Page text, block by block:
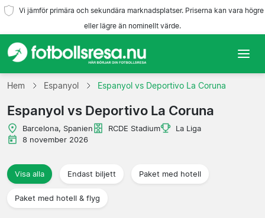
Vi jämför primära och sekundära marknadsplatser. Priserna kan vara högre
eller lägre än nominellt värde.
Hem
Lag
Ligor
Resebyråer
Hem Espanyol Espanyol vs Deportivo La Coruna
Espanyol vs Deportivo La Coruna
Barcelona, Spanien RCDE Stadium
La Liga
8 november 2026
Visa alla Endast biljett Paket med hotell
Paket med hotell & flyg